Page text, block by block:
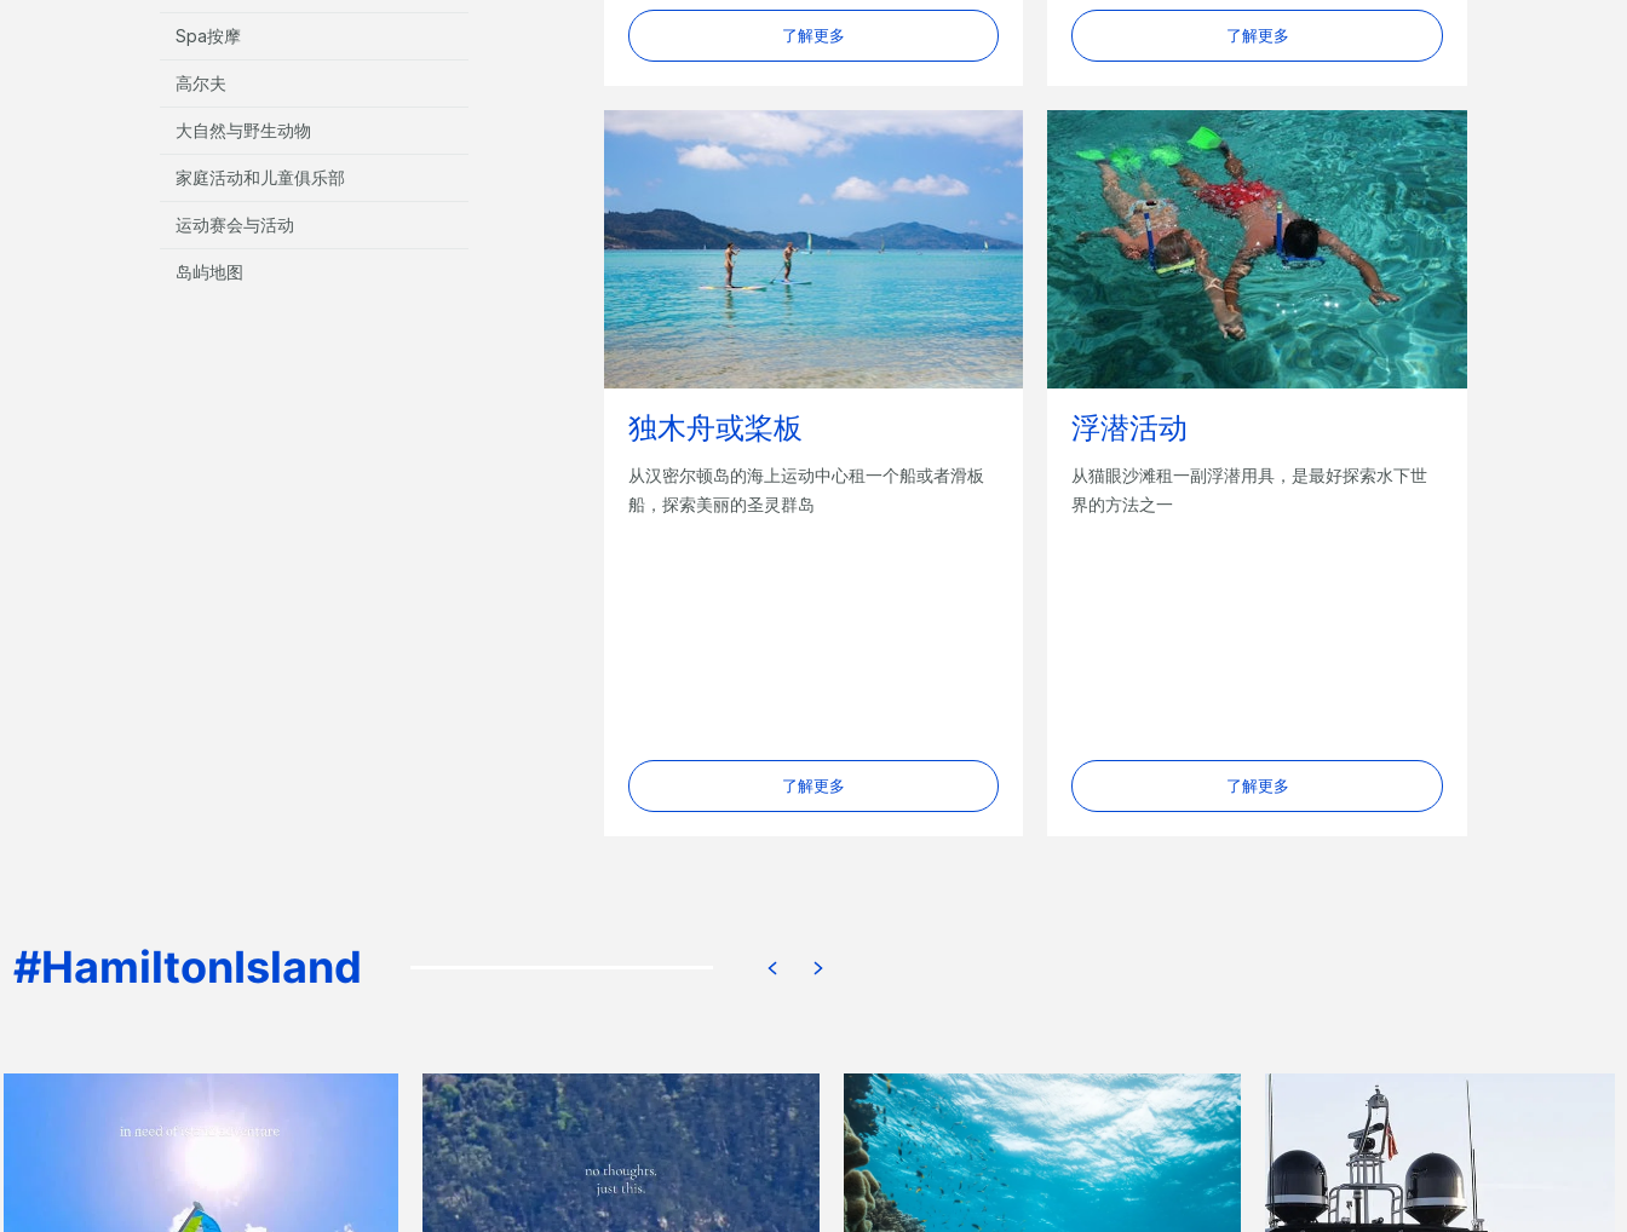
Spa按摩
高尔夫
大自然与野生动物
家庭活动和儿童俱乐部
运动赛会与活动
岛屿地图
了解更多 了解更多
独木舟或桨板
从汉密尔顿岛的海上运动中心租一个船或者滑板
船，探索美丽的圣灵群岛
了解更多
浮潜活动
从猫眼沙滩租一副浮潜用具，是最好探索水下世
界的方法之一
了解更多